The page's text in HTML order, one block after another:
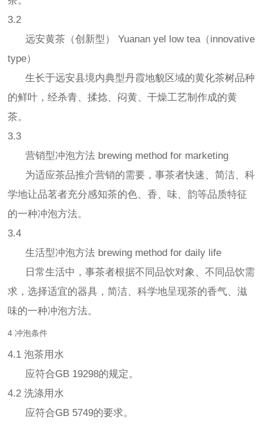
3.2
远安黄茶（创新型） Yuanan yel low tea（innovative
type）
生长于远安县境内典型丹霞地貌区域的黄化茶树品种
的鲜叶，经杀青、揉捻、闷黄、干燥工艺制作成的黄
茶。
3.3
营销型冲泡方法 brewing method for marketing
为适应茶品推介营销的需要，事茶者快速、简洁、科
学地让品茗者充分感知茶的色、香、味、韵等品质特征
的一种冲泡方法。
3.4
生活型冲泡方法 brewing method for daily life
日常生活中，事茶者根据不同品饮对象、不同品饮需
求，选择适宜的器具，简洁、科学地呈现茶的香气、滋
味的一种冲泡方法。
4 冲泡条件
4.1 泡茶用水
应符合GB 19298的规定。
4.2 洗涤用水
应符合GB 5749的要求。